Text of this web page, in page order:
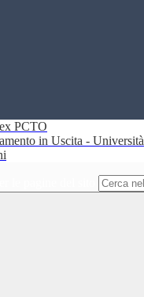
PCTO
in Uscita - Università